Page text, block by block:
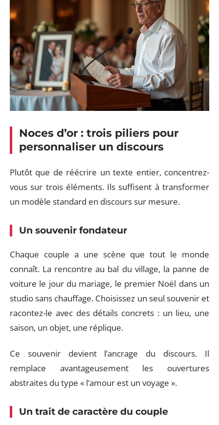
Noces d’or : trois piliers pour
personnaliser un discours
Plutôt que de réécrire un texte entier, concentrez-
vous sur trois éléments. Ils suffisent à transformer
un modèle standard en discours sur mesure.
Un souvenir fondateur
Chaque couple a une scène que tout le monde
connaît. La rencontre au bal du village, la panne de
voiture le jour du mariage, le premier Noël dans un
studio sans chauffage. Choisissez un seul souvenir et
racontez-le avec des détails concrets : un lieu, une
saison, un objet, une réplique.
Ce souvenir devient l’ancrage du discours. Il
remplace avantageusement les ouvertures
abstraites du type « l’amour est un voyage ».
Un trait de caractère du couple